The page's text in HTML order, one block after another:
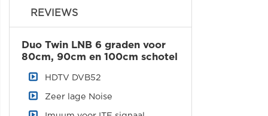
REVIEWS
Duo Twin LNB 6 graden voor
80cm, 90cm en 100cm schotel
HDTV DVB52
Zeer lage Noise